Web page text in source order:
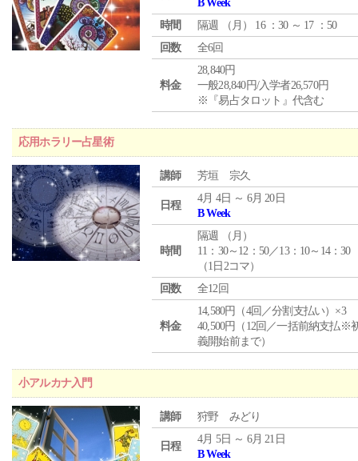
B Week
時間
隔週 （ 月 ） 16 ：30 ～ 17 ：50
回数
全6回
料金
28,840円
一般28,840円/入学者26,570円
※『易占タロット』代含む
応用ホラリー占星術
講師 芳垣 宗久
日程
4月 4日 ～ 6月 20日
B Week
時間
隔週 （ 月 ）
11：30～12：50／13：10～14：30
（1日2コマ）
回数
全12回
料金
14,580円（4回／分割支払い）×3
40,500円（12回／一括前納支払※
義開始前まで）
小アルカナ入門
講師 狩野 みどり
日程
4月 5日 ～ 6月 21日
B Week